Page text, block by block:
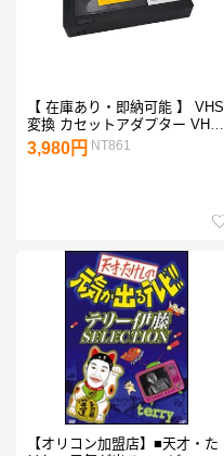
【 在庫あり・即納可能 】 VHS
変換 カセットアダプター VHS-
C ( SVHS-C ) アタッチメント
ビデオデッキ用 ADVHS-C
3,980円 NT861
【オリコン加盟店】■天才・た